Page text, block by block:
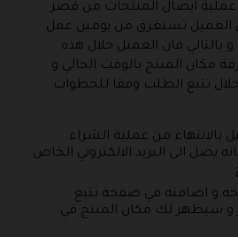
عملية ايصال المنتجات من قصر
العميل تستغرق من يومين عمل
بالتالي فان العميل خلال هذه
مكان المنتج بالوقت الحالي و
تتبع الطلب وفقا للخطوات
بالانتهاء من عملية الشراء
يصل الى البريد الالكتروني الخاص
.
و اضافته في صفحة تتبع
و سيظهر لك مكان المنتج في